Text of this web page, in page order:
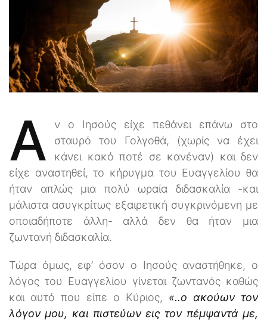
A
ν ο Ιησούς είχε πεθάνει επάνω στο
σταυρό του Γολγοθά, (χωρίς να έχει
κάνει κακό ποτέ σε κανέναν) και δεν
είχε αναστηθεί, το κήρυγμα του Ευαγγελίου θα
ήταν απλώς μια πολύ ωραία διδασκαλία -και
μάλιστα ασυγκρίτως εξαιρετική συγκρινόμενη με
οποιαδήποτε άλλη- αλλά δεν θα ήταν μια
ζωντανή διδασκαλία.
Τώρα όμως, εφ’ όσον ο Ιησούς αναστήθηκε, ο
λόγος του Ευαγγελίου γίνεται ζωντανός καθώς
και αυτό που είπε ο Κύριος, «..ο ακούων τον
λόγον μου, και πιστεύων εις τον πέμψαντά με,